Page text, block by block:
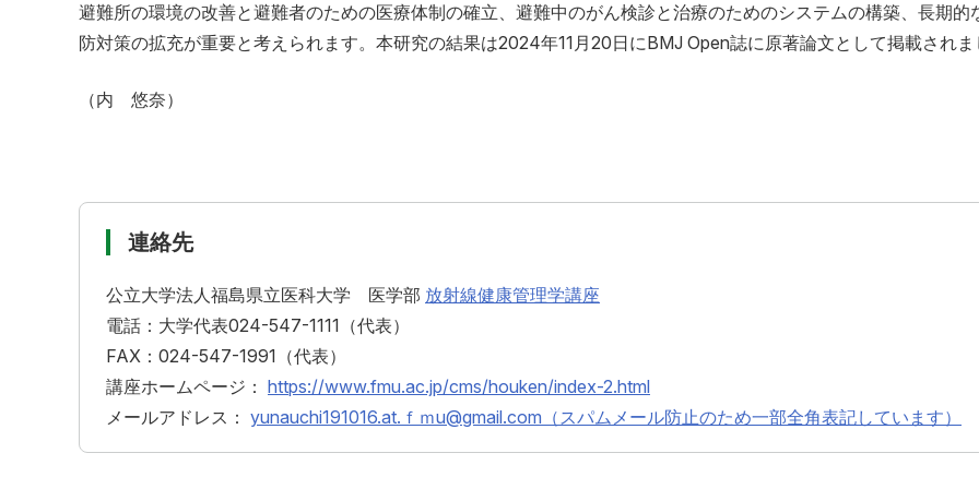
避難所の環境の改善と避難者のための医療体制の確立、避難中のがん検診と治療のためのシステムの構築、長期的
防対策の拡充が重要と考えられます。本研究の結果は2024年11月20日にBMJ Open誌に原著論文として掲載されま
（内 悠奈）
連絡先
公立大学法人福島県立医科大学 医学部 放射線健康管理学講座
電話：大学代表024-547-1111（代表）
FAX：024-547-1991（代表）
講座ホームページ： https://www.fmu.ac.jp/cms/houken/index-2.html
メールアドレス： yunauchi191016.at.ｆｍu@gmail.com（スパムメール防止のため一部全角表記しています）